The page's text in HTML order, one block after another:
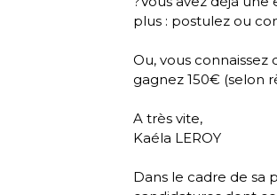
plus : postulez ou
Ou, vous
gagnez 150€ (selon
A très vite,
Kaéla LEROY
Dans le cadre de sa